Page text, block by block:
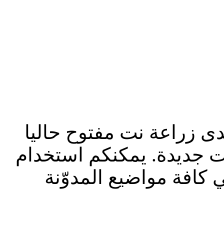
المنتدى 2023: منتدى زراعة نت مفتوح حاليا
جديدة. يمكنكم استخدام
كافة مواضيع المدوّنة